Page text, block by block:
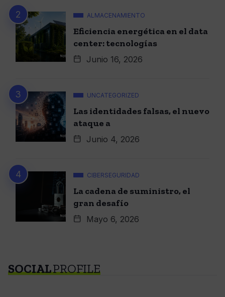
ALMACENAMIENTO
Eficiencia energética en el data
center: tecnologías
Junio 16, 2026
UNCATEGORIZED
Las identidades falsas, el nuevo
ataque a
Junio 4, 2026
CIBERSEGURIDAD
La cadena de suministro, el
gran desafío
Mayo 6, 2026
SOCIALPROFILE